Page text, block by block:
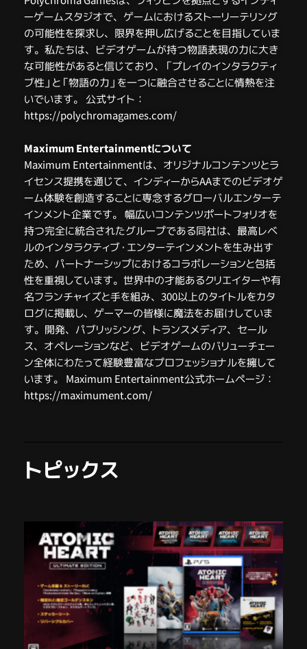
ーゲームスタジオで、ゲームにおけるストーリーテリング
の可能性を探求し、限界を押し広げることを目指していま
す。私たちは、ビデオゲームが持つ物語表現の力に大き
な可能性があると信じており、「プレイのインタラクティ
ブ性」と「物語の力」を一つに融合させることに情熱を注
いでいます。 公式サイト：
https://polychromagames.com/
Maximum Entertainmentについて
Maximum Entertainmentは、オリジナルコンテンツとラ
イセンス提携を通じて、インディーからAAまでのビデオゲ
ーム体験を創造することに専念するグローバルエンターテ
インメント企業です。 幅広いコンテンツポートフォリオを
持つ完全に統合されたグループである同社は、最高レベ
ルのインタラクティブ・エンターテインメントを生み出す
ため、パートナーシップにおけるコラボレーションと包括
性を重視しています。世界中の才能あるクリエイターや有
名フランチャイズと手を組み、300以上のタイトルをカタ
ログに掲載し、ゲーマーの皆様に魔法をお届けしていま
す。開発、パブリッシング、トランスメディア、セール
ス、オペレーションなど、ビデオゲームのバリューチェー
ン全体にわたって経験豊富なプロフェッショナルを擁して
います。 Maximum Entertainment公式ホームページ：
https://maximument.com/
トピックス